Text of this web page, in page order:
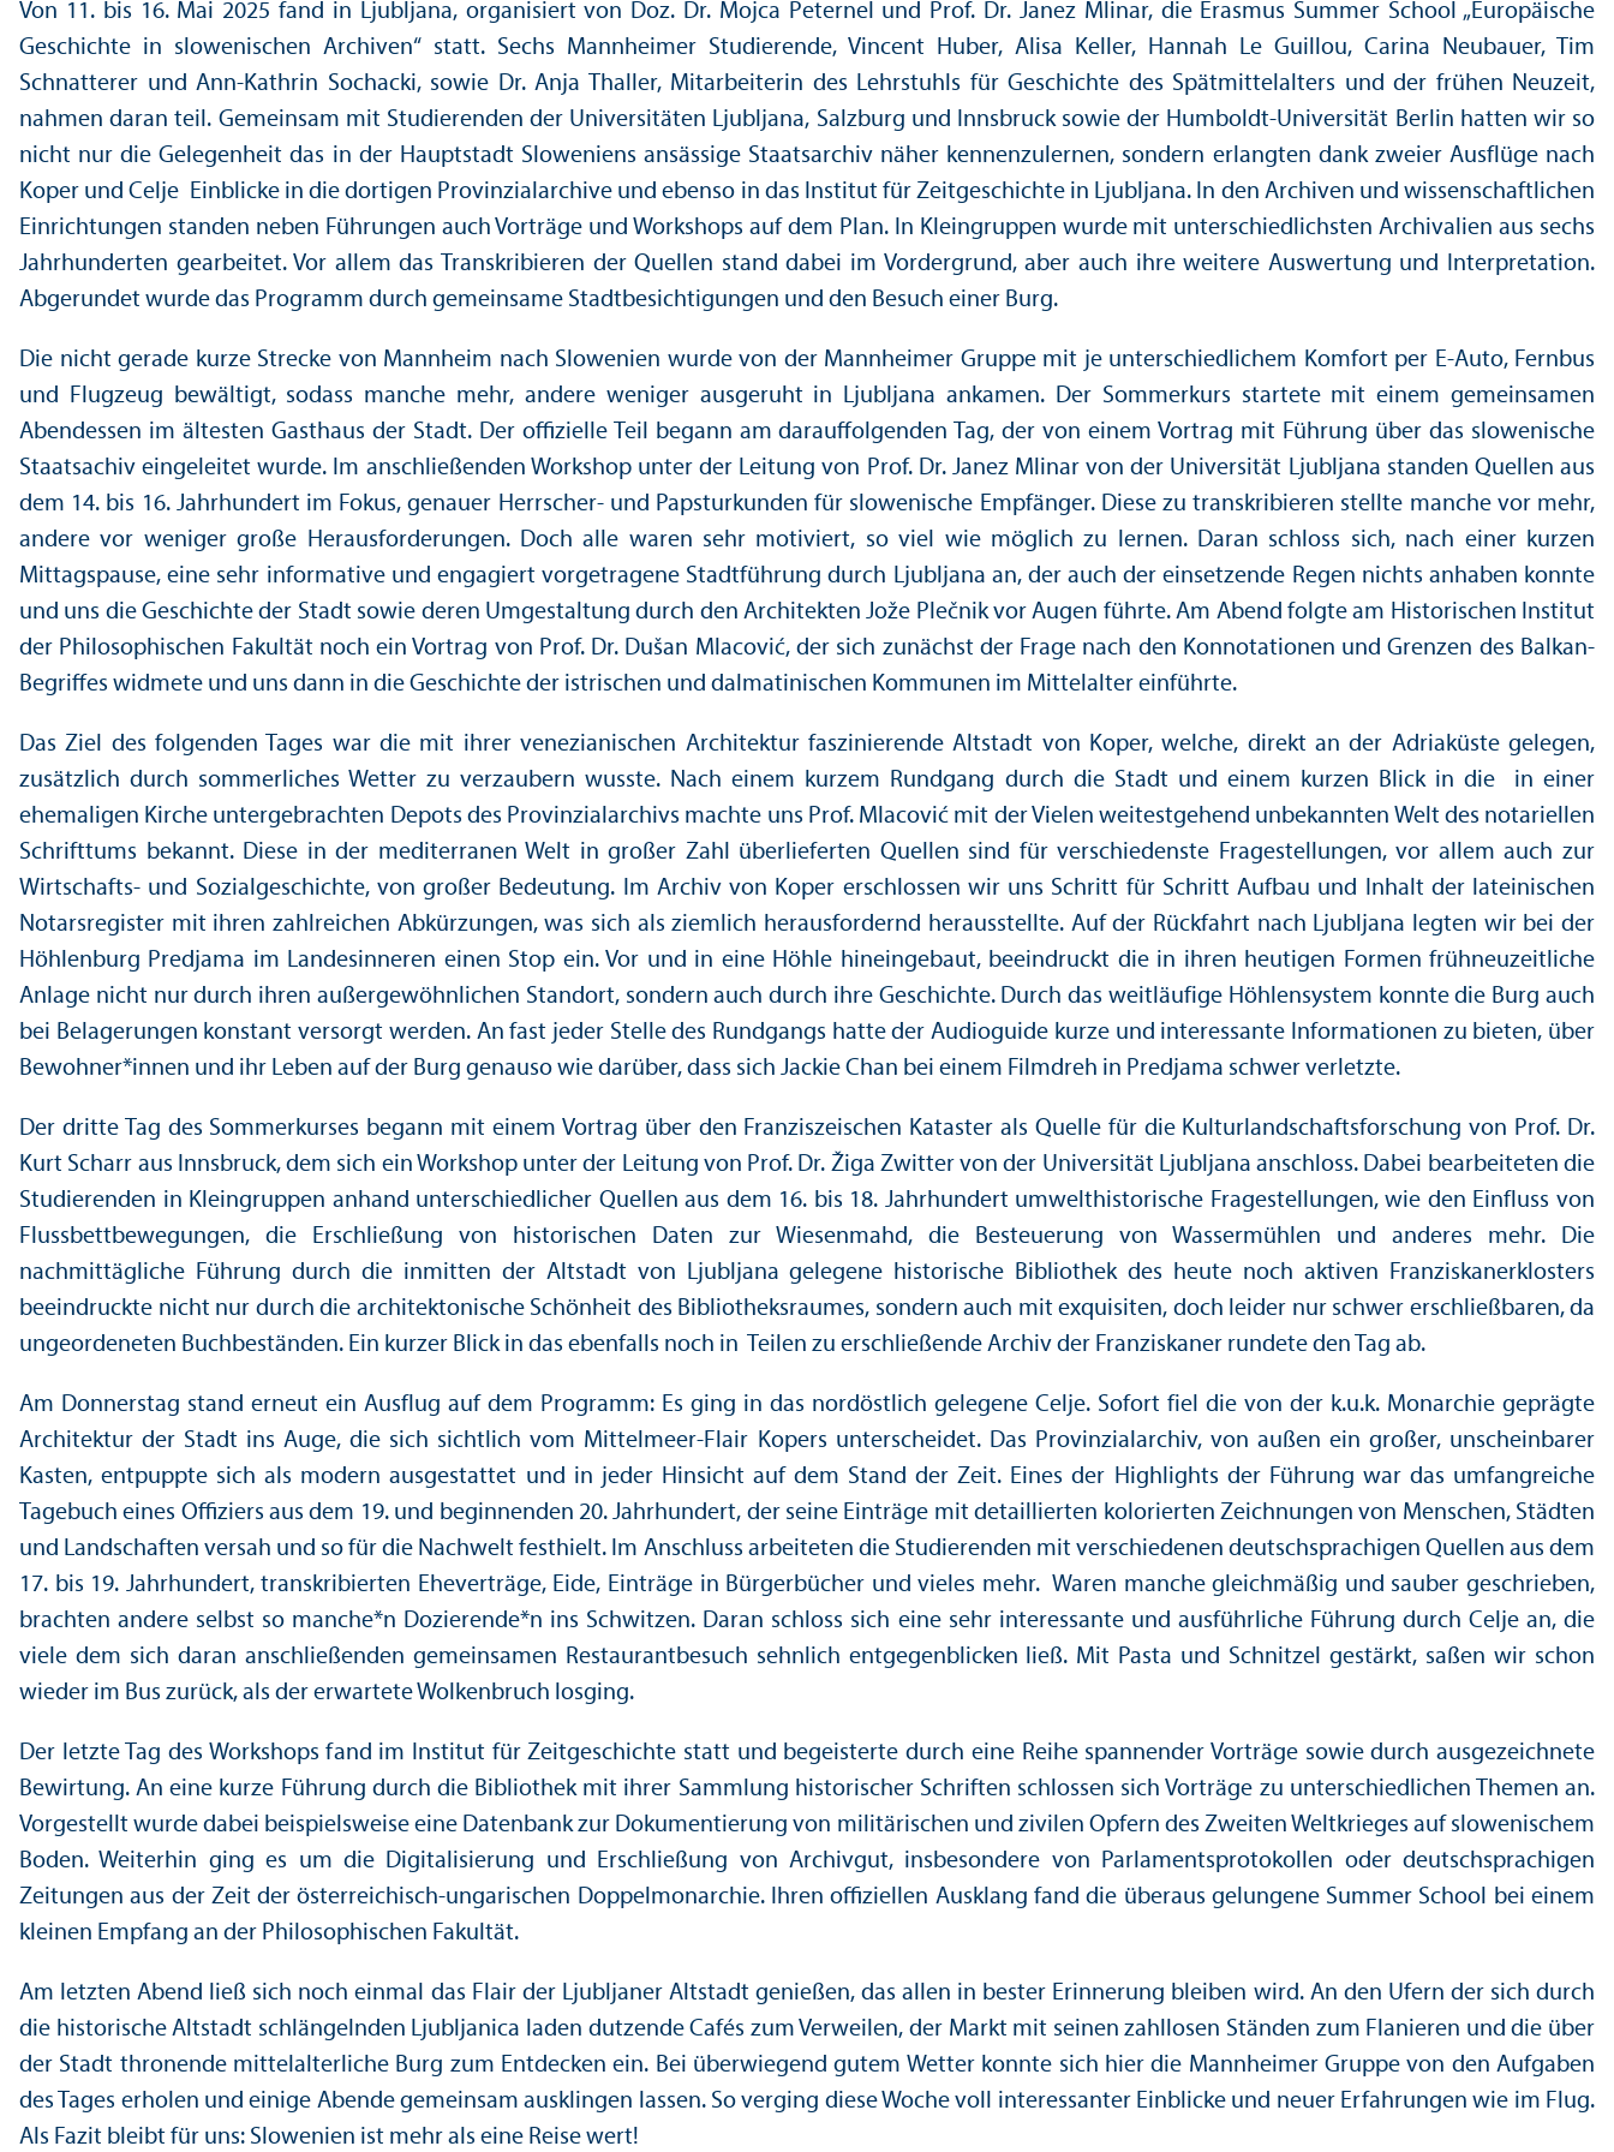
Von 11. bis 16. Mai 2025 fand in Ljubljana, organisiert von Doz. Dr. Mojca Peternel und Prof. Dr. Janez Mlinar, die Erasmus Summer School „Europäische
Geschichte in slowenischen Archiven“ statt. Sechs Mannheimer Studierende, Vincent Huber, Alisa Keller, Hannah Le Guillou, Carina Neubauer, Tim
Schnatterer und Ann-Kathrin Sochacki, sowie Dr. Anja Thaller, Mitarbeiterin des Lehr­stuhls für Geschichte des Spätmittelalters und der frühen Neuzeit,
nahmen daran teil. Gemeinsam mit Studierenden der Universitäten Ljubljana, Salzburg und Innsbruck sowie der Humboldt-Universität Berlin hatten wir so
nicht nur die Gelegenheit das in der Hauptstadt Sloweniens ansässige Staats­archiv näher kennenzulernen, sondern erlangten dank zweier Ausflüge nach
Koper und Celje Einblicke in die dortigen Provinzialarchive und ebenso in das Institut für Zeitgeschichte in Ljubljana. In den Archiven und wissenschaft­lichen
Einrichtungen standen neben Führungen auch Vorträge und Workshops auf dem Plan. In Klein­gruppen wurde mit unter­schiedlichsten Archivalien aus sechs
Jahrhunderten gearbeitet. Vor allem das Trans­kribieren der Quellen stand dabei im Vordergrund, aber auch ihre weitere Auswertung und Interpretation.
Abgerundet wurde das Programm durch gemeinsame Stadtbesichtigungen und den Besuch einer Burg.
Die nicht gerade kurze Strecke von Mannheim nach Slowenien wurde von der Mannheimer Gruppe mit je unter­schiedlichem Komfort per E-Auto, Fernbus
und Flugzeug bewältigt, sodass manche mehr, andere weniger ausgeruht in Ljubljana ankamen. Der Sommerkurs startete mit einem gemeinsamen
Abendessen im ältesten Gasthaus der Stadt. Der offizielle Teil begann am darauffolgenden Tag, der von einem Vortrag mit Führung über das slowenische
Staats­achiv eingeleitet wurde. Im anschließenden Workshop unter der Leitung von Prof. Dr. Janez Mlinar von der Universität Ljubljana standen Quellen aus
dem 14. bis 16. Jahrhundert im Fokus, genauer Herrscher- und Papsturkunden für slowenische Empfänger. Diese zu trans­kribieren stellte manche vor mehr,
andere vor weniger große Herausforderungen. Doch alle waren sehr motiviert, so viel wie möglich zu lernen. Daran schloss sich, nach einer kurzen
Mittagspause, eine sehr informative und engagiert vorgetragene Stadtführung durch Ljubljana an, der auch der einsetzende Regen nichts anhaben konnte
und uns die Geschichte der Stadt sowie deren Umgestaltung durch den Architekten Jože Plečnik vor Augen führte. Am Abend folgte am Historischen Institut
der Philosophischen Fakultät noch ein Vortrag von Prof. Dr. Dušan Mlacović, der sich zunächst der Frage nach den Konnotationen und Grenzen des Balkan-
Begriffes widmete und uns dann in die Geschichte der istrischen und dalmatinischen Kommunen im Mittelalter einführte.
Das Ziel des folgenden Tages war die mit ihrer venezianischen Architektur faszinierende Altstadt von Koper, welche, direkt an der Adriaküste gelegen,
zusätzlich durch sommerliches Wetter zu verzaubern wusste. Nach einem kurzem Rundgang durch die Stadt und einem kurzen Blick in die in einer
ehemaligen Kirche unter­gebrachten Depots des Provinzialarchivs machte uns Prof. Mlacović mit der Vielen weitestgehend unbekannten Welt des notariellen
Schrifttums bekannt. Diese in der mediterranen Welt in großer Zahl überlieferten Quellen sind für verschiedenste Fragestellungen, vor allem auch zur
Wirtschafts- und Sozialgeschichte, von großer Bedeutung. Im Archiv von Koper erschlossen wir uns Schritt für Schritt Aufbau und Inhalt der lateinischen
Notarsregister mit ihren zahlreichen Abkürzungen, was sich als ziemlich herausfordernd herausstellte. Auf der Rückfahrt nach Ljubljana legten wir bei der
Höhlenburg Predjama im Landes­inneren einen Stop ein. Vor und in eine Höhle hineingebaut, beeindruckt die in ihren heutigen Formen frühneuzeitliche
Anlage nicht nur durch ihren außergewöhnlichen Standort, sondern auch durch ihre Geschichte. Durch das weitläufige Höhlen­system konnte die Burg auch
bei Belagerungen konstant versorgt werden. An fast jeder Stelle des Rundgangs hatte der Audioguide kurze und interessante Informationen zu bieten, über
Bewohner*innen und ihr Leben auf der Burg genauso wie darüber, dass sich Jackie Chan bei einem Filmdreh in Predjama schwer verletzte.
Der dritte Tag des Sommerkurses begann mit einem Vortrag über den Franziszeischen Kataster als Quelle für die Kulturlandschafts­forschung von Prof. Dr.
Kurt Scharr aus Innsbruck, dem sich ein Workshop unter der Leitung von Prof. Dr. Žiga Zwitter von der Universität Ljubljana anschloss. Dabei bearbeiteten die
Studierenden in Klein­gruppen anhand unter­schiedlicher Quellen aus dem 16. bis 18. Jahrhundert umwelthistorische Fragestellungen, wie den Einfluss von
Flussbettbewegungen, die Erschließung von historischen Daten zur Wiesenmahd, die Besteuerung von Wassermühlen und anderes mehr. Die
nachmittägliche Führung durch die inmitten der Altstadt von Ljubljana gelegene historische Bibliothek des heute noch aktiven Franziskanerklosters
beeindruckte nicht nur durch die architektonische Schönheit des Bibliotheksraumes, sondern auch mit exquisiten, doch leider nur schwer erschließbaren, da
ungeordeneten Buchbeständen. Ein kurzer Blick in das ebenfalls noch in Teilen zu erschließende Archiv der Franziskaner rundete den Tag ab.
Am Donnerstag stand erneut ein Ausflug auf dem Programm: Es ging in das nordöstlich gelegene Celje. Sofort fiel die von der k.u.k. Monarchie geprägte
Architektur der Stadt ins Auge, die sich sichtlich vom Mittelmeer-Flair Kopers unter­scheidet. Das Provinzialarchiv, von außen ein großer, unscheinbarer
Kasten, entpuppte sich als modern ausgestattet und in jeder Hinsicht auf dem Stand der Zeit. Eines der Highlights der Führung war das umfangreiche
Tagebuch eines Offiziers aus dem 19. und beginnenden 20. Jahrhundert, der seine Einträge mit detaillierten kolorierten Zeichnungen von Menschen, Städten
und Landschaften versah und so für die Nachwelt festhielt. Im Anschluss arbeiteten die Studierenden mit verschiedenen deutschsprach­igen Quellen aus dem
17. bis 19. Jahrhundert, trans­kribierten Eheverträge, Eide, Einträge in Bürgerbücher und vieles mehr. Waren manche gleich­mäßig und sauber geschrieben,
brachten andere selbst so manche*n Dozierende*n ins Schwitzen. Daran schloss sich eine sehr interessante und ausführliche Führung durch Celje an, die
viele dem sich daran anschließenden gemeinsamen Restaurantbesuch sehnlich entgegenblicken ließ. Mit Pasta und Schnitzel gestärkt, saßen wir schon
wieder im Bus zurück, als der erwartete Wolkenbruch losging.
Der letzte Tag des Workshops fand im Institut für Zeitgeschichte statt und begeisterte durch eine Reihe spannender Vorträge sowie durch ausgezeichnete
Bewirtung. An eine kurze Führung durch die Bibliothek mit ihrer Sammlung historischer Schriften schlossen sich Vorträge zu unter­schiedlichen Themen an.
Vorgestellt wurde dabei beispielsweise eine Datenbank zur Dokumentierung von militärischen und zivilen Opfern des Zweiten Weltkrieges auf slowenischem
Boden. Weiterhin ging es um die Digitalisierung und Erschließung von Archivgut, insbesondere von Parlamentsprotokollen oder deutschsprach­igen
Zeitungen aus der Zeit der österreichisch-ungarischen Doppelmonarchie. Ihren offiziellen Ausklang fand die überaus gelungene Summer School bei einem
kleinen Empfang an der Philosophischen Fakultät.
Am letzten Abend ließ sich noch einmal das Flair der Ljubljaner Altstadt genießen, das allen in bester Erinnerung bleiben wird. An den Ufern der sich durch
die historische Altstadt schlängelnden Ljubljanica laden dutzende Cafés zum Verweilen, der Markt mit seinen zahllosen Ständen zum Flanieren und die über
der Stadt thronende mittelalterliche Burg zum Entdecken ein. Bei überwiegend gutem Wetter konnte sich hier die Mannheimer Gruppe von den Aufgaben
des Tages erholen und einige Abende gemeinsam ausklingen lassen. So verging diese Woche voll interessanter Einblicke und neuer Erfahrungen wie im Flug.
Als Fazit bleibt für uns: Slowenien ist mehr als eine Reise wert!